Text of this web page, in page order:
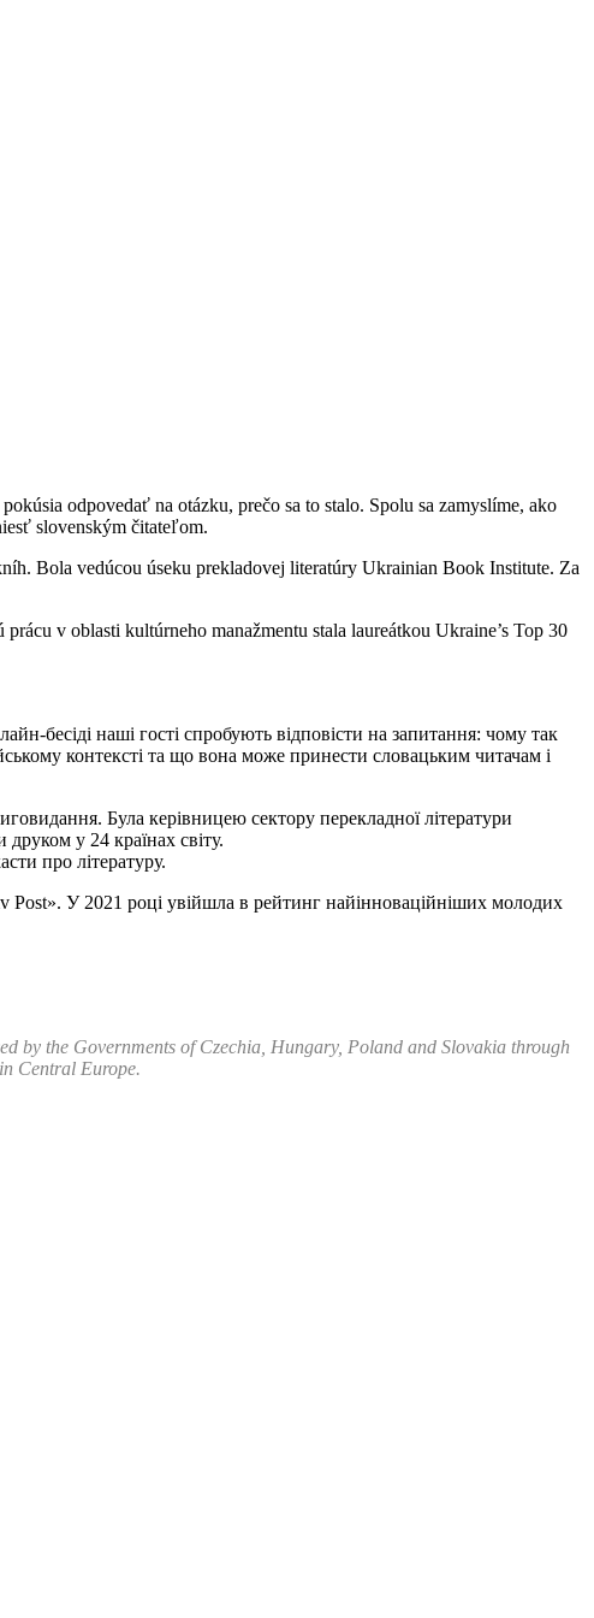
odpovedať na otázku, prečo sa to stalo. Spolu sa zamyslíme, ako
slovenským čitateľom.
Bola vedúcou úseku prekladovej literatúry Ukrainian Book Institute. Za
v oblasti kultúrneho manažmentu stala laureátkou Ukraine’s Top 30
бесіді наші гості спробують відповісти на запитання: чому так
контексті та що вона може принести словацьким читачам і
Була керівницею сектору перекладної літератури
у 24 країнах світу.
про літературу.
Post». У 2021 році увійшла в рейтинг найінноваційніших молодих
by the Governments of Czechia, Hungary, Poland and Slovakia through
Central Europe.